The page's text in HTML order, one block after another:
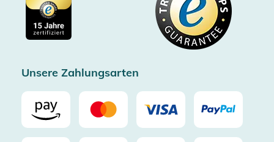
ImpressumGratis Versand ab 100€ Bestellwert (in DE/AT)
Kostenlose Rücksendung (aus DE/AT)
Unsere Zahlungsarten